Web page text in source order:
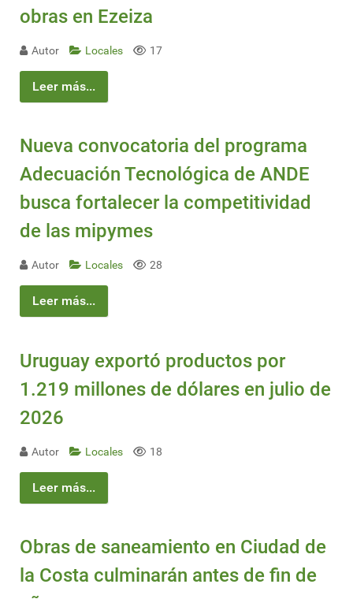
obras en Ezeiza
Autor Locales 17
Leer más...
Nueva convocatoria del programa
Adecuación Tecnológica de ANDE
busca fortalecer la competitividad
de las mipymes
Autor Locales 28
Leer más...
Uruguay exportó productos por
1.219 millones de dólares en julio de
2026
Autor Locales 18
Leer más...
Obras de saneamiento en Ciudad de
la Costa culminarán antes de fin de